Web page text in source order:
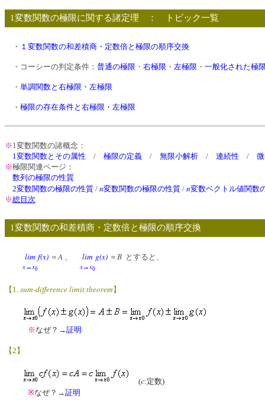
1変数関数の極限に関する諸定理 ： トピック一覧
・ １変数関数の和差積商・定数倍と極限の順序交換
・コーシーの判定条件： 普通の極限 ・ 右極限 ・ 左極限 ・ 一般化された極
・ 単調関数と右極限・左極限
・ 極限の存在条件と右極限・左極限
※ 1変数関数の諸概念：
1変数関数とその属性 / 極限の定義 / 無限小解析 / 連続性 /
※極限関連ページ：
数列の極限の性質
2変数関数の極限の性質 / n変数関数の極限の性質 / n変数ベクトル値関数
※総目次
1変数関数の和差積商・定数倍と極限の順序交換
lim f(x) ＝ A lim g(x) ＝ B とすると、
x→ x0 x→ x0
【1. sum-difference limit theorem】
※ なぜ？→証明
【2】
(c:定数)
※なぜ？→証明